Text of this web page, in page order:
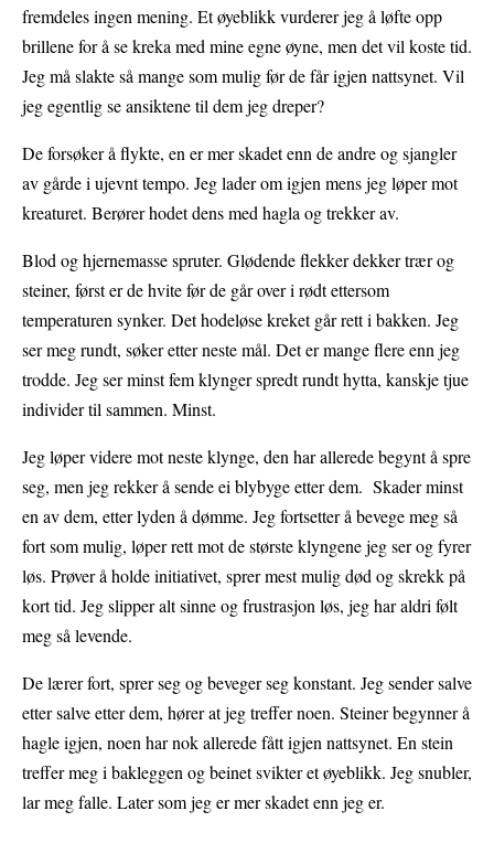
fremdeles ingen mening. Et øyeblikk vurderer jeg å løfte opp
brillene for å se kreka med mine egne øyne, men det vil koste tid.
Jeg må slakte så mange som mulig før de får igjen nattsynet. Vil
jeg egentlig se ansiktene til dem jeg dreper?
De forsøker å flykte, en er mer skadet enn de andre og sjangler
av gårde i ujevnt tempo. Jeg lader om igjen mens jeg løper mot
kreaturet. Berører hodet dens med hagla og trekker av.
Blod og hjernemasse spruter. Glødende flekker dekker trær og
steiner, først er de hvite før de går over i rødt ettersom
temperaturen synker. Det hodeløse kreket går rett i bakken. Jeg
ser meg rundt, søker etter neste mål. Det er mange flere enn jeg
trodde. Jeg ser minst fem klynger spredt rundt hytta, kanskje tjue
individer til sammen. Minst.
Jeg løper videre mot neste klynge, den har allerede begynt å spre
seg, men jeg rekker å sende ei blybyge etter dem. Skader minst
en av dem, etter lyden å dømme. Jeg fortsetter å bevege meg så
fort som mulig, løper rett mot de største klyngene jeg ser og fyrer
løs. Prøver å holde initiativet, sprer mest mulig død og skrekk på
kort tid. Jeg slipper alt sinne og frustrasjon løs, jeg har aldri følt
meg så levende.
De lærer fort, sprer seg og beveger seg konstant. Jeg sender salve
etter salve etter dem, hører at jeg treffer noen. Steiner begynner å
hagle igjen, noen har nok allerede fått igjen nattsynet. En stein
treffer meg i bakleggen og beinet svikter et øyeblikk. Jeg snubler,
lar meg falle. Later som jeg er mer skadet enn jeg er.